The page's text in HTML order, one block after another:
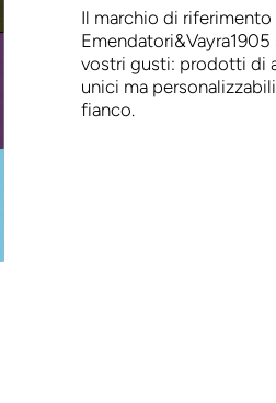
Il marchio di
vostri gusti: prodotti di
unici ma
fianco.